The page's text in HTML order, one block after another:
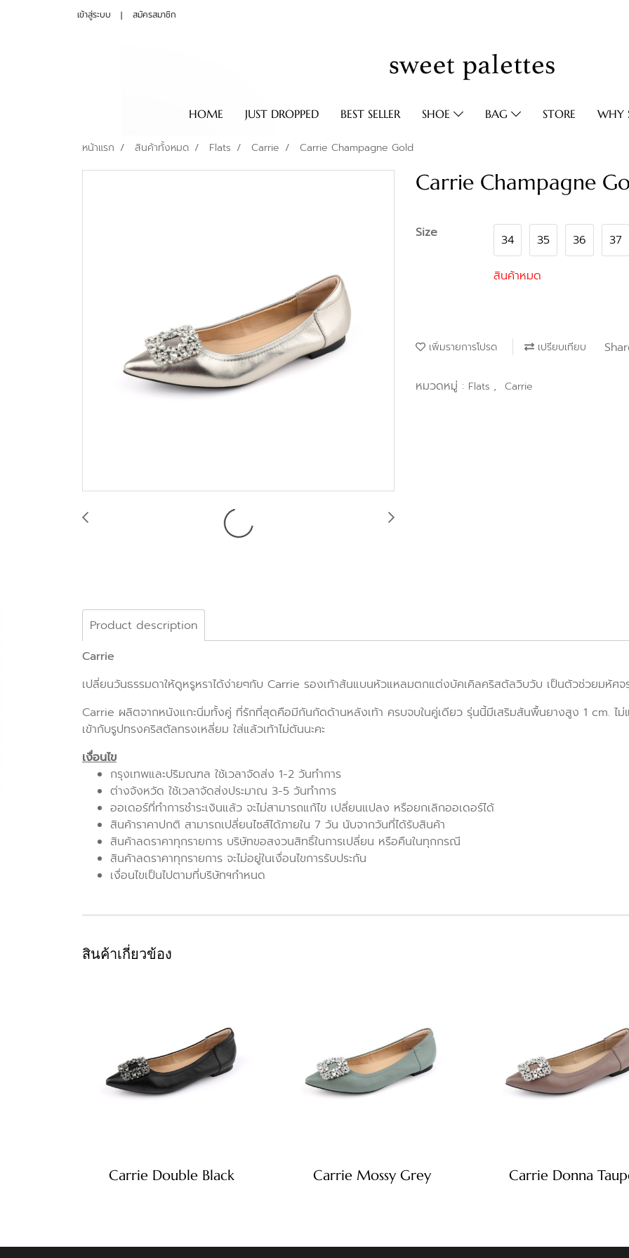
เข้าสู่ระบบ สมัครสมาชิก
HOME JUST DROPPED BEST SELLER SHOE BAG STORE WHY
หน้าแรก สินค้าทั้งหมด Flats Carrie Carrie Champagne Gold
Carrie Champagne
Size 34 35 36 37
สินค้าหมด
เพิ่มรายการโปรด เปรียบเทียบ
หมวดหมู่ : Flats , Carrie
Product description
Carrie
เปลี่ยนวันธรรมดาให้ดูหรูหราได้ง่ายๆกับ Carrie รองเท้าส้นแบนหัวแหลมตกแต่งบัคเคิลคริสตัลวิบวับ เป็นตัวช่วยมหัศจ
Carrie ผลิตจากหนังแกะนิ่มทั้งคู่ ที่รักที่สุดคือมีกันกัดด้านหลังเท้า ครบจบในคู่เดียว รุ่นนี้มีเสริมส้นพื้นยางสูง 1 cm. ไม่แ
เข้ากับรูปทรงคริสตัลทรงเหลี่ยม ใส่แล้วเท้าไม่ตันนะคะ
เงื่อนไข
กรุงเทพและปริมณฑล ใช้เวลาจัดส่ง 1-2 วันทำการ
ต่างจังหวัด ใช้เวลาจัดส่งประมาณ 3-5 วันทำการ
ออเดอร์ที่ทำการชำระเงินแล้ว จะไม่สามารถแก้ไข เปลี่ยนแปลง หรือยกเลิกออเดอร์ได้
สินค้าราคาปกติ สามารถเปลี่ยนไซส์ได้ภายใน 7 วัน นับจากวันที่ได้รับสินค้า
สินค้าลดราคาทุกรายการ บริษัทขอสงวนสิทธิ์ในการเปลี่ยน หรือคืนในทุกกรณี
สินค้าลดราคาทุกรายการ จะไม่อยู่ในเงื่อนไขการรับประกัน
เงื่อนไขเป็นไปตามที่บริษัทฯกำหนด
สินค้าเกี่ยวข้อง
Carrie Double Black Carrie Mossy Grey Carrie Donna